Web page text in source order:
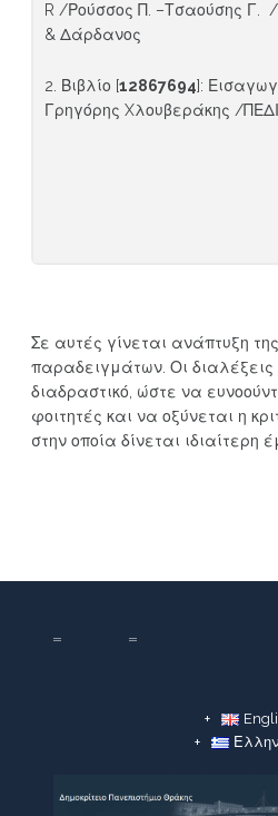
R /Ρούσσος Π. –Τσαούσης Γ.
& Δάρδανος
2. Βιβλίο [12867694]:
Γρηγόρης Xλουβεράκης /
Σε αυτές γίνεται ανάπτυξη
παραδειγμάτων. Οι διαλέξεις
διαδραστικό, ώστε να
φοιτητές και να οξύνεται η
στην οποία δίνεται ιδιαίτερη